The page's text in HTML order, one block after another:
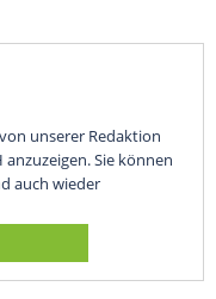
unserer Redaktion
Sie können
auch wieder